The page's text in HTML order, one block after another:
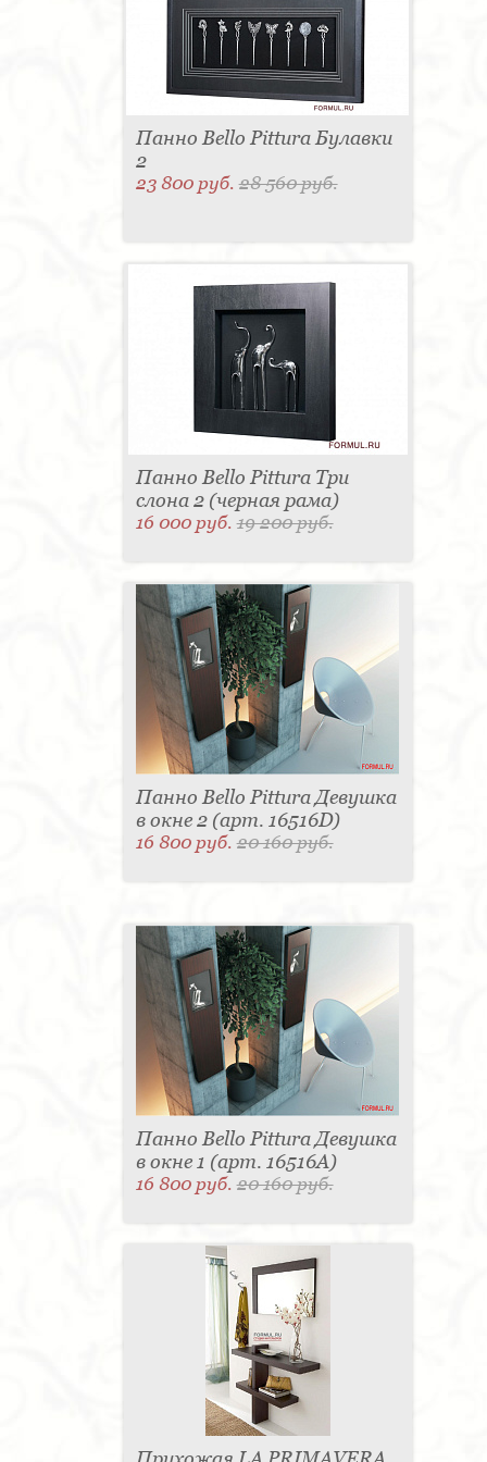
Мыльница - 1Подставка под зонт - 1
Панно Bello Pittura Булавки
2
23 800 руб.28 560 руб.
Панно Bello Pittura Три
слона 2 (черная рама)
16 000 руб.19 200 руб.
Панно Bello Pittura Девушка
в окне 2 (арт. 16516D)
16 800 руб.20 160 руб.
Панно Bello Pittura Девушка
в окне 1 (арт. 16516A)
16 800 руб.20 160 руб.